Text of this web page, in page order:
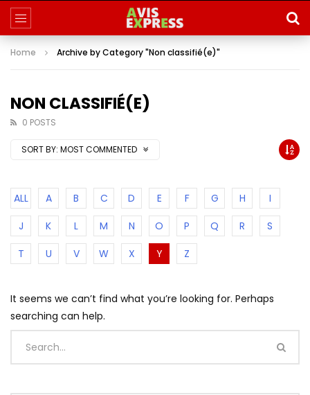
Home Archive by Category "Non classifié(e)"
NON CLASSIFIÉ(E)
0 POSTS
SORT BY: MOST COMMENTED
ALL A B C D E F G H
I
J
K L M N O P Q R
S
T
U V W X Y Z
It seems we can’t find what you’re looking for. Perhaps
searching can help.